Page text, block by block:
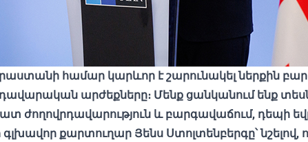
համար կարևոր է շարունակել ներքին
արժեքները։ Մենք ցանկանում ենք
ժողովրդավարություն և բարգավաճում, դեպի
քարտուղար Յենս Ստոլտենբերգը՝